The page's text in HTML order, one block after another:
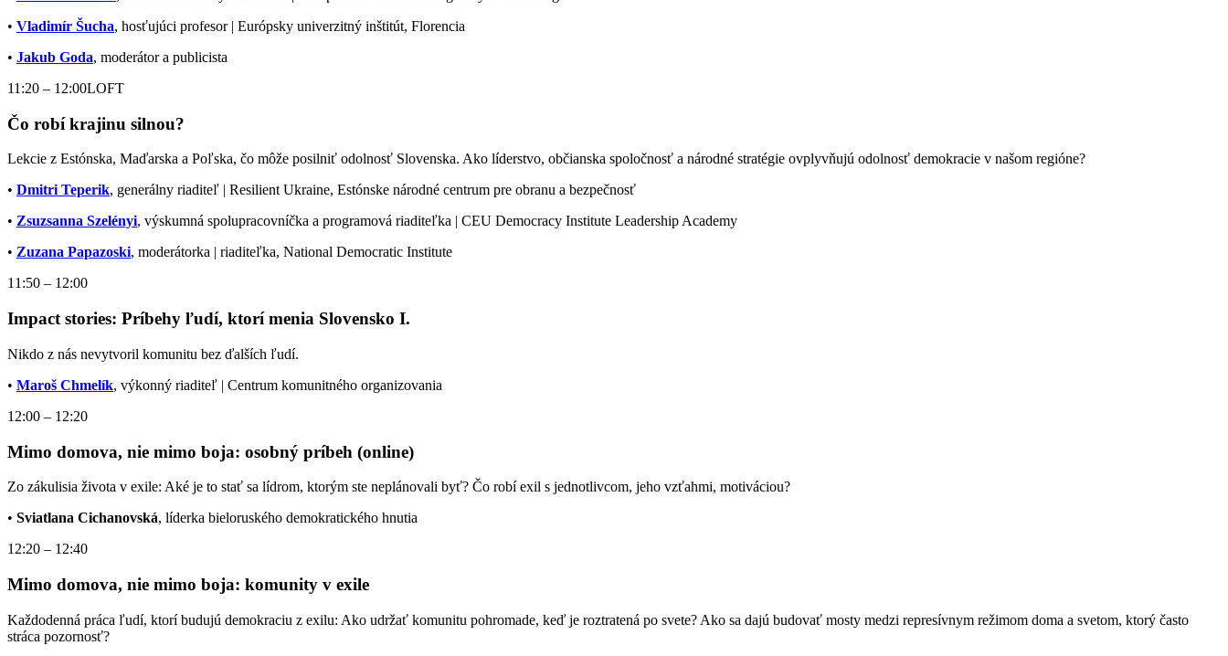
• Vladimír Šucha, hosťujúci profesor | Európsky univerzitný inštitút, Florencia
• Jakub Goda, moderátor a publicista
11:20 – 12:00LOFT
Čo robí krajinu silnou?
Lekcie z Estónska, Maďarska a Poľska, čo môže posilniť odolnosť Slovenska. Ako líderstvo, občianska spoločnosť a národné stratégie ovplyvňujú odolnosť demokracie v našom regióne?
• Dmitri Teperik, generálny riaditeľ | Resilient Ukraine, Estónske národné centrum pre obranu a bezpečnosť
• Zsuzsanna Szelényi, výskumná spolupracovníčka a programová riaditeľka | CEU Democracy Institute Leadership Academy
• Zuzana Papazoski, moderátorka | riaditeľka, National Democratic Institute
11:50 – 12:00
Impact stories: Príbehy ľudí, ktorí menia Slovensko I.
Nikdo z nás nevytvoril komunitu bez ďalších ľudí.
• Maroš Chmelík, výkonný riaditeľ | Centrum komunitného organizovania
12:00 – 12:20
Mimo domova, nie mimo boja: osobný príbeh (online)
Zo zákulisia života v exile: Aké je to stať sa lídrom, ktorým ste neplánovali byť? Čo robí exil s jednotlivcom, jeho vzťahmi, motiváciou?
• Sviatlana Cichanovská, líderka bieloruského demokratického hnutia
12:20 – 12:40
Mimo domova, nie mimo boja: komunity v exile
Každodenná práca ľudí, ktorí budujú demokraciu z exilu: Ako udržať komunitu pohromade, keď je roztratená po svete? Ako sa dajú budovať mosty medzi represívnym režimom doma a svetom, ktorý často
stráca pozornosť?